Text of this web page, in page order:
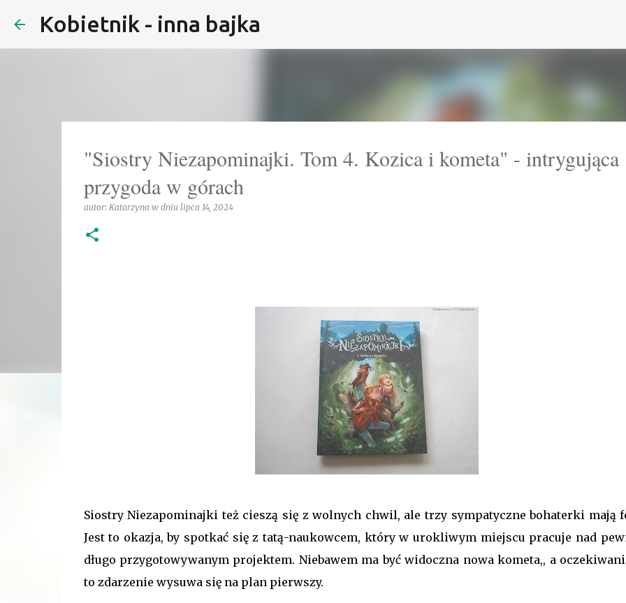
Kobietnik - inna bajka
"Siostry Niezapominajki. Tom 4. Kozica i kometa" - intrygująca
przygoda w górach
autor: Katarzyna w dniu lipca 14, 2024
Siostry Niezapominajki też cieszą się z wolnych chwil, ale trzy sympatyczne bohaterki mają
Jest to okazja, by spotkać się z tatą-naukowcem, który w urokliwym miejscu pracuje nad
długo przygotowywanym projektem. Niebawem ma być widoczna nowa kometa,, a
to zdarzenie wysuwa się na plan pierwszy.